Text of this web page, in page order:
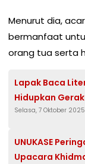
Menurut dia,
bermanfaat
orang tua serta
Lapak Baca
Hidupkan
Selasa, 7 Oktober 2025
UNUKASE
Upacara